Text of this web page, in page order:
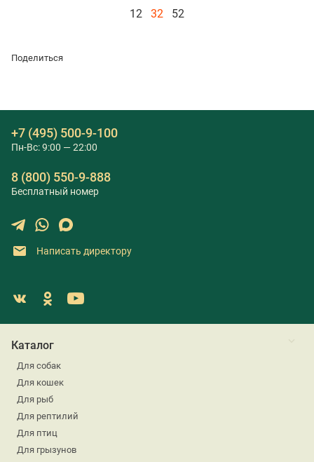
12 32 52
Поделиться
+7 (495) 500-9-100
Пн-Вс: 9:00 — 22:00
8 (800) 550-9-888
Бесплатный номер
Написать директору
Каталог
Для собак
Для кошек
Для рыб
Для рептилий
Для птиц
Для грызунов